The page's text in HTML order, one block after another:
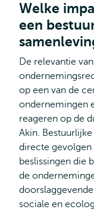
Welke
een
De relevantie
op een van de
ondernemingen
reageren op de
Akin.
directe gevolgen
beslissingen die
de
sociale en